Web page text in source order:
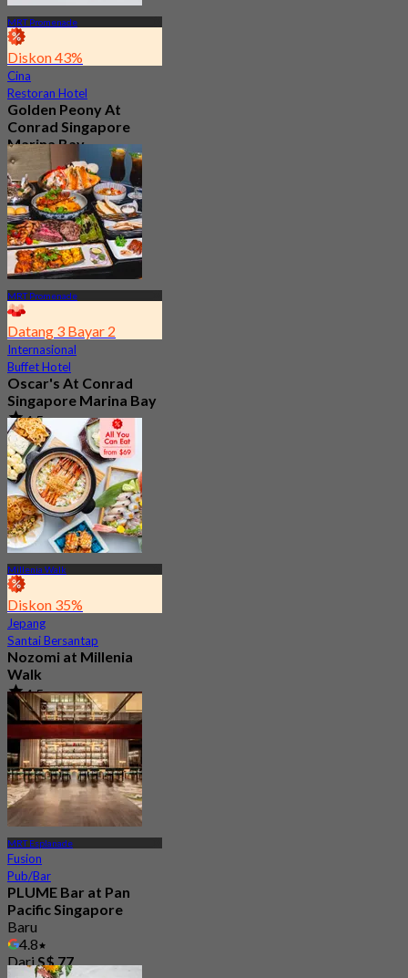
MRT Promenade
Diskon 43%
Cina
Restoran Hotel
Golden Peony At
Conrad Singapore
Marina Bay
189 telah dipesan
DariS$ 68
MRT Promenade
Datang 3 Bayar 2
Internasional
Buffet Hotel
Oscar's At Conrad
Singapore Marina Bay
4.5
3.2K telah dipesan
DariS$ 54.35
Millenia Walk
Diskon 35%
Jepang
Santai Bersantap
Nozomi at Millenia
Walk
4.5
3.1K telah dipesan
DariS$ 37.5
MRT Esplanade
Fusion
Pub/Bar
PLUME Bar at Pan
Pacific Singapore
Baru
4.8
Dari S$ 77